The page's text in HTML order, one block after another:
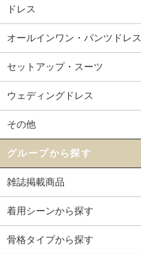
ドレス
オールインワン・パンツドレス
セットアップ・スーツ
ウェディングドレス
その他
グループから探す
雑誌掲載商品
着用シーンから探す
骨格タイプから探す